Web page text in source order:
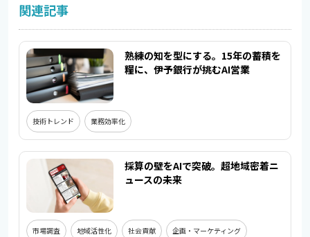
関連記事
熟練の知を型にする。15年の蓄積を
糧に、伊予銀行が挑むAI営業
技術トレンド 業務効率化
採算の壁をAIで突破。超地域密着ニ
ュースの未来
市場調査 地域活性化 社会貢献 企画・マーケティング